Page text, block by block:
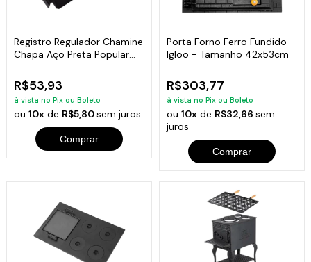
Registro Regulador Chamine
Chapa Aço Preta Popular
R$53,93
à vista no Pix ou Boleto
ou10x de R$5,80sem juros
Comprar
Porta Forno Ferro Fundido
Igloo - Tamanho 42x53cm
R$303,77
à vista no Pix ou Boleto
ou 10xde R$32,66 sem
juros
Comprar